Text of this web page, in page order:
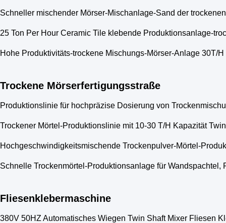
Schneller mischender Mörser-Mischanlage-Sand der
25 Ton Per Hour Ceramic Tile klebende Produktionsanlage-
Hohe Produktivitäts-trockene Mischungs-Mörser-Anlage 30T/
Trockene Mörserfertigungsstraße
Produktionslinie für hochpräzise Dosierung von
Trockener Mörtel-Produktionslinie mit 10-30 T/H Kapazität
Hochgeschwindigkeitsmischende Trockenpulver-Mörtel-
Schnelle Trockenmörtel-Produktionsanlage für
Fliesenklebermaschine
380V 50HZ Automatisches Wiegen Twin Shaft Mixer Fliesen